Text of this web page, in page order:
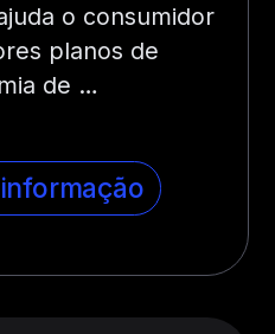
o consumidor
planos de
de …